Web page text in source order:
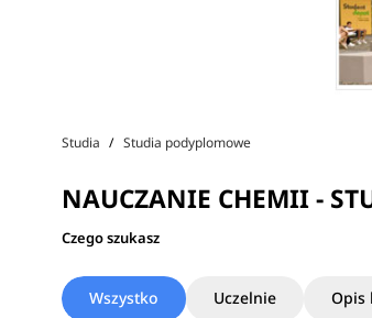
Studia Studia podyplomowe
NAUCZANIE CHEMII -
Czego szukasz
Wszystko Uczelnie Opis